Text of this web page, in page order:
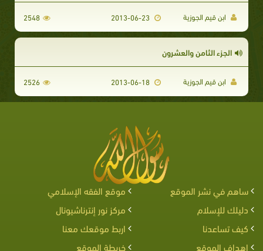
ابن قيم الجوزية 2548
الجزء الثامن والعشرون
ابن قيم الجوزية 2526
ساهم في نشر الموقع
موقع الفقه الإسلامي
دليلك للإسلام
مركز نور إنترناشيونال
كيف تساعدنا
اربط موقعك معنا
اهداف الموقع
خريطة الموقع